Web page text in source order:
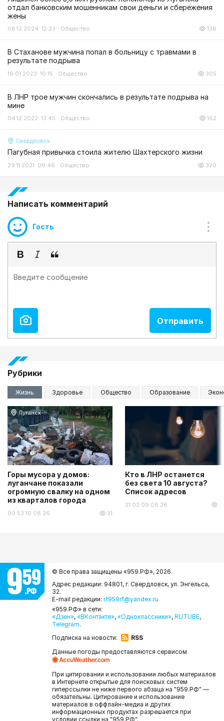
отдал банковским мошенникам свои деньги и сбережения
жены
08.12.2024 12:23 Общество 136
В Стаханове мужчина попал в больницу с травмами в
результате подрыва
19.01.2023 10:15 Общество 305
В ЛНР трое мужчин скончались в результате подрыва на
мине
04.12.2022 13:45 Общество 162
Свердловск
Пагубная привычка стоила жителю Шахтерского жизни
29.11.2021 09:46 Общество 320
Написать комментарий
Гость
Рубрики
Жизнь Здоровье Общество Образование
Луганск
Горы мусора у домов:
луганчане показали
огромную свалку на одном
из кварталов города
09:53 10.08.26 31
Кто в ЛНР останется
без света 10 августа?
Список адресов
21:02 09.08.26
© Все права защищены «959.РФ», 2026.
Адрес редакции: 94801, г. Свердловск, ул. Энгельса,
32.
E-mail редакции: rf959rf@yandex.ru
«959.РФ» в сети:
«Дзен», «ВКонтакте», «Одноклассники», RUTUBE,
Telegram.
Подписка на новости:
RSS
Данные погоды предоставляются сервисом
При цитировании и использовании любых материалов
в Интернете открытые для поисковых систем
гиперссылки не ниже первого абзаца на "959.РФ" —
обязательны. Цитирование и использование
материалов в оффлайн-медиа и других
информационных продуктах разрешается при
условии ссылки на "959.РФ".